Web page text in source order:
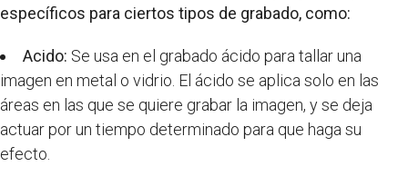
específicos para ciertos tipos de grabado, como:
Acido: Se usa en el grabado ácido para tallar una
imagen en metal o vidrio. El ácido se aplica solo en las
áreas en las que se quiere grabar la imagen, y se deja
actuar por un tiempo determinado para que haga su
efecto.